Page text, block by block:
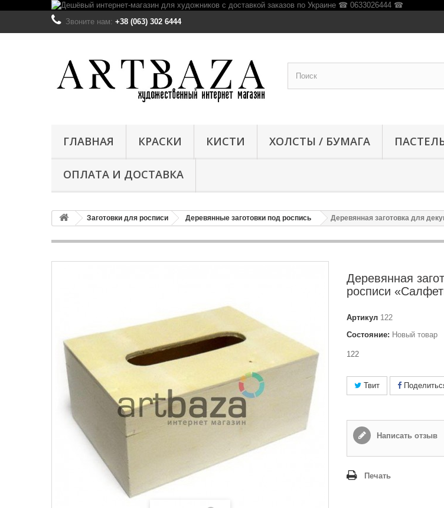
Звоните нам: +38 (063) 302 6444
ГЛАВНАЯ КРАСКИ КИСТИ ХОЛСТЫ / БУМАГА
ОПЛАТА И ДОСТАВКА
Заготовки для росписи Деревянные заготовки под роспись Деревянная заготовка для
Деревянная
росписи
Артикул 122
Состояние: Новый товар
122
Твит
Написать отзыв
Печать